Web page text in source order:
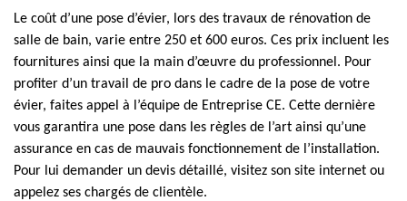
Le coût d’une pose d’évier, lors des travaux de rénovation de
salle de bain, varie entre 250 et 600 euros. Ces prix incluent les
fournitures ainsi que la main d’œuvre du professionnel. Pour
profiter d’un travail de pro dans le cadre de la pose de votre
évier, faites appel à l’équipe de Entreprise CE. Cette dernière
vous garantira une pose dans les règles de l’art ainsi qu’une
assurance en cas de mauvais fonctionnement de l’installation.
Pour lui demander un devis détaillé, visitez son site internet ou
appelez ses chargés de clientèle.